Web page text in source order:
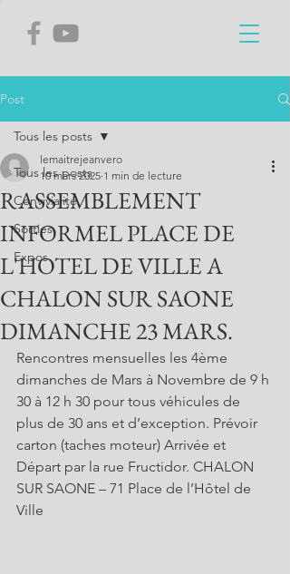
Post
Tous les posts
Convivialité
Sorties
Expos
Tous les posts
RASSEMBLEMENT
INFORMEL PLACE DE
L'HOTEL DE VILLE A
CHALON SUR SAONE
DIMANCHE 23 MARS.
lemaitrejeanvero
10 mars 2025 1 min de lecture
Rencontres mensuelles les 4ème
dimanches de Mars à Novembre de 9 h
30 à 12 h 30 pour tous véhicules de
plus de 30 ans et d’exception. Prévoir
carton (taches moteur) Arrivée et
Départ par la rue Fructidor. CHALON
SUR SAONE – 71 Place de l’Hôtel de
Ville